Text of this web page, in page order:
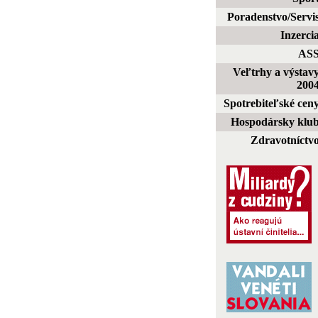
Poradenstvo/
Inzercia
Veľtrhy a
Spotrebiteľské
Hospodársky